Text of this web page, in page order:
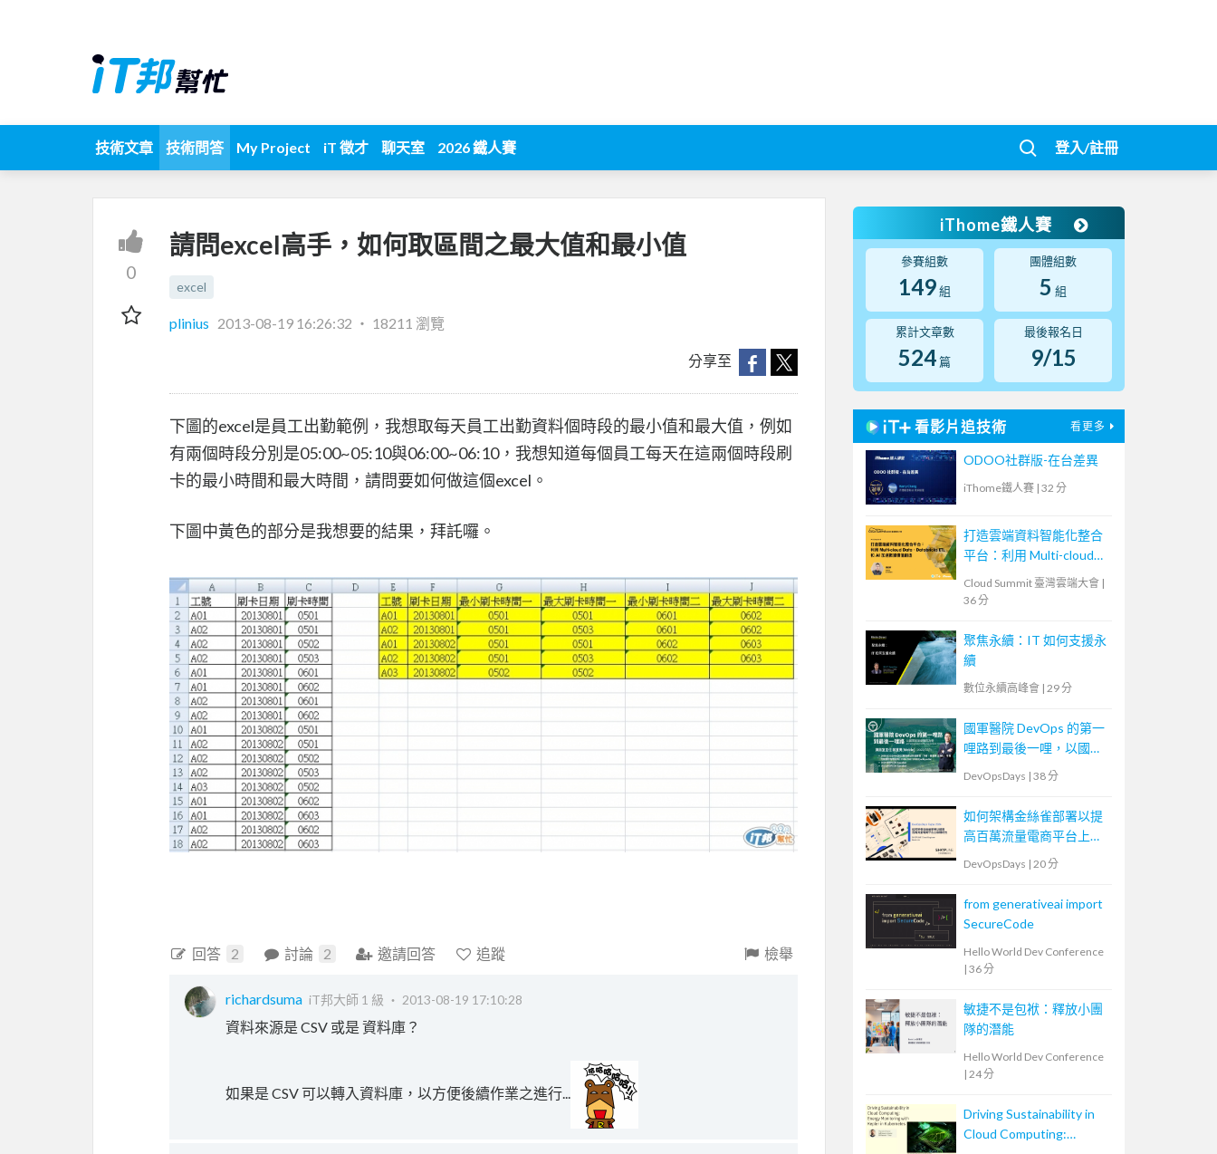
技術文章 技術問答 My Project iT 徵才 聊天室 2026 鐵人賽 登入/註冊
0
請問excel高手，如何取區間之最大值和最小值
excel
plinius 2013-08-19 16:26:32 ‧ 18211 瀏覽
分享至
下圖的excel是員工出勤範例，我想取每天員工出勤資料個時段的最小值和最大值，例如
有兩個時段分別是05:00~05:10與06:00~06:10，我想知道每個員工每天在這兩個時段刷
卡的最小時間和最大時間，請問要如何做這個excel。
下圖中黃色的部分是我想要的結果，拜託囉。
回答 2 討論 2 邀請回答 追蹤 檢舉
richardsuma iT邦大師 1 級 ‧ 2013-08-19 17:10:28
資料來源是 CSV 或是 資料庫？
如果是 CSV 可以轉入資料庫，以方便後續作業之進行...
iThome鐵人賽
參賽組數
149組
團體組數
5 組
累計文章數
524 篇
最後報名日
9/15
看影片追技術 看更多
ODOO社群版-在台差異
iThome鐵人賽 | 32 分
打造雲端資料智能化整合
平台：利用 Multi-cloud
Data、Databricks ETL 和
AI 加速數據價值創造
Cloud Summit 臺灣雲端大會 |
36 分
聚焦永續：IT 如何支援永
續
數位永續高峰會 | 29 分
國軍醫院 DevOps 的第一
哩路到最後一哩，以國軍
高雄總醫院為例
DevOpsDays | 38 分
如何架構金絲雀部署以提
高百萬流量電商平台上版
DevOpsDays | 20 分
from generativeai import
SecureCode
Hello World Dev Conference
| 36 分
敏捷不是包袱：釋放小團
隊的潛能
Hello World Dev Conference
| 24 分
Driving Sustainability in
Cloud Computing: